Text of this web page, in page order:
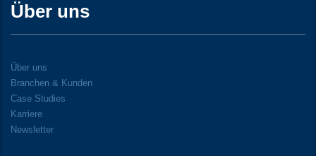
Über uns
Über uns
Branchen & Kunden
Case Studies
Karriere
Newsletter